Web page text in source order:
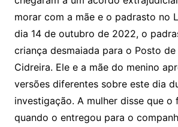
morar com a mãe e o padrasto no
dia 14 de outubro de 2022, o
criança desmaiada para o Posto de
Cidreira. Ele e a mãe do menino
versões diferentes sobre este dia
investigação. A mulher disse que o
quando o entregou para o